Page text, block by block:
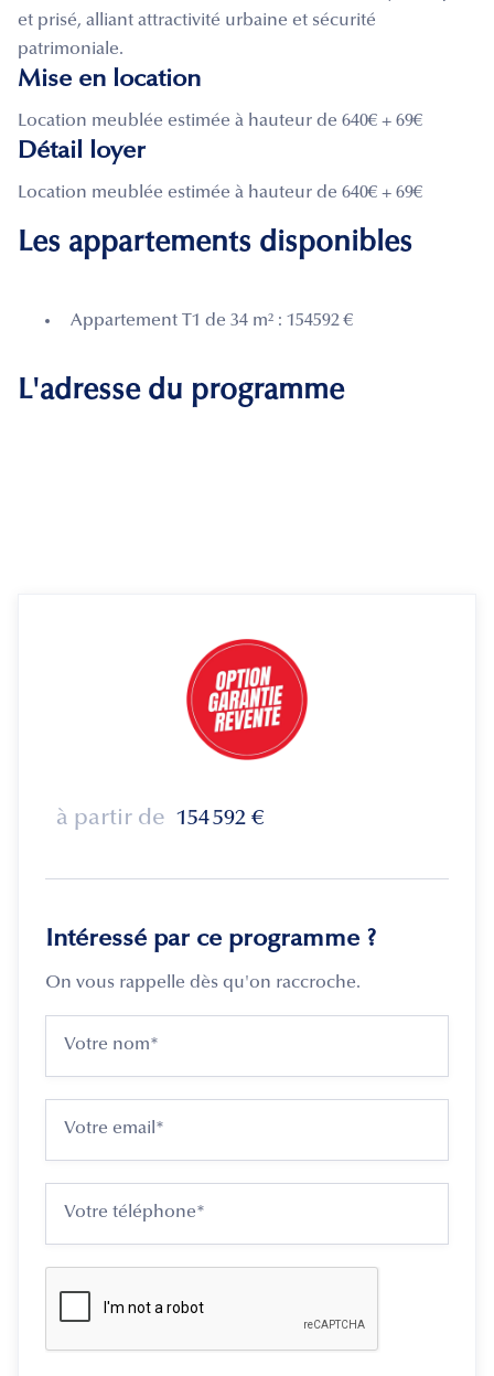
et prisé, alliant attractivité urbaine et sécurité
patrimoniale.
Mise en location
Location meublée estimée à hauteur de 640€ + 69€
Détail loyer
Location meublée estimée à hauteur de 640€ + 69€
Les appartements disponibles
Appartement T1 de 34 m² : 154592 €
L'adresse du programme
à partir de 154 592 €
Intéressé par ce programme ?
On vous rappelle dès qu'on raccroche.